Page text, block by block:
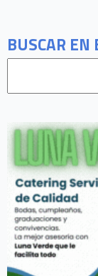
BUSCAR EN